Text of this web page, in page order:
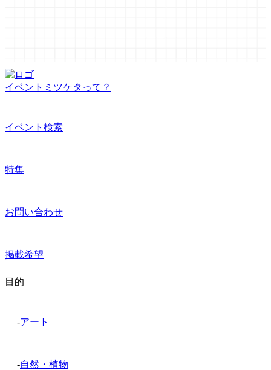
イベントミツケタって？
イベント検索
特集
お問い合わせ
掲載希望
目的
-アート
-自然・植物